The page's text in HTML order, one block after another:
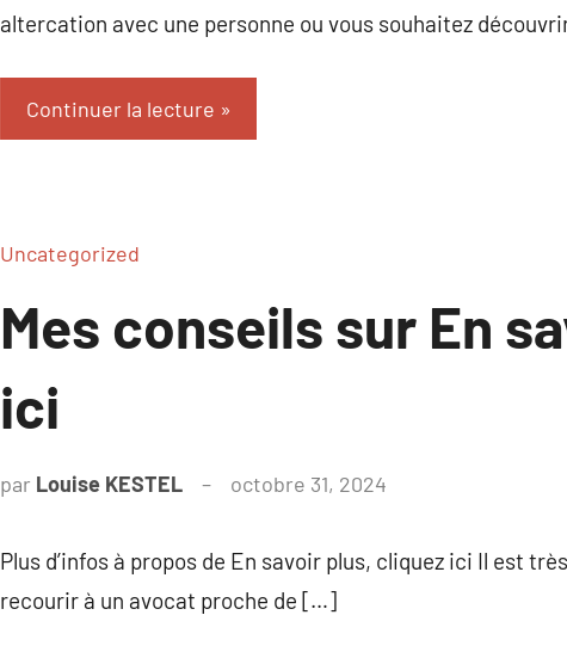
altercation avec une personne ou vous souhaitez
Continuer la lecture
Uncategorized
Mes conseils sur En
ici
par Louise KESTEL octobre 31, 2024
Plus d’infos à propos de En savoir plus, cliquez ici Il est
recourir à un avocat proche de […]